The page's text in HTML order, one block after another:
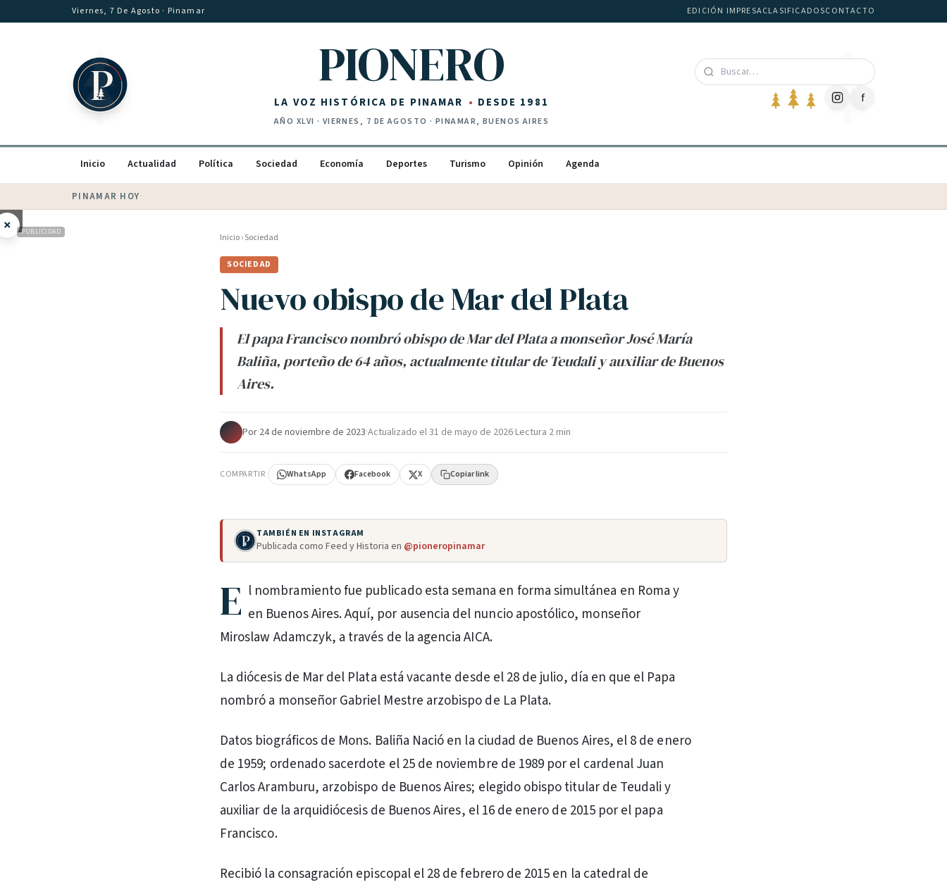
Saltar al contenidoViernes, 7 De Agosto · Pinamar EDICIÓN IMPRESACLASIFICADOSCONTACTO
PIONERO
LA VOZ HISTÓRICA DE PINAMAR DESDE 1981
AÑO XLVI · VIERNES, 7 DE AGOSTO · PINAMAR, BUENOS AIRES
f
Inicio Actualidad Política Sociedad Economía Deportes Turismo Opinión Agenda
PINAMAR HOY·
× PUBLICIDAD Inicio›Sociedad
SOCIEDAD
Nuevo obispo de Mar del Plata
El papa Francisco nombró obispo de Mar del Plata a monseñor José María
Baliña, porteño de 64 años, actualmente titular de Teudali y auxiliar de Buenos
Aires.
Por·24 de noviembre de 2023·Actualizado el31 de mayo de 2026·Lectura 2 min
COMPARTIR WhatsApp Facebook X Copiar link
TAMBIÉN EN INSTAGRAM
Publicada como Feed y Historia en @pioneropinamar
E l nombramiento fue publicado esta semana en forma simultánea en Roma y
en Buenos Aires. Aquí, por ausencia del nuncio apostólico, monseñor
Miroslaw Adamczyk, a través de la agencia AICA.
La diócesis de Mar del Plata está vacante desde el 28 de julio, día en que el Papa
nombró a monseñor Gabriel Mestre arzobispo de La Plata.
Datos biográficos de Mons. Baliña Nació en la ciudad de Buenos Aires, el 8 de enero
de 1959; ordenado sacerdote el 25 de noviembre de 1989 por el cardenal Juan
Carlos Aramburu, arzobispo de Buenos Aires; elegido obispo titular de Teudali y
auxiliar de la arquidiócesis de Buenos Aires, el 16 de enero de 2015 por el papa
Francisco.
Recibió la consagración episcopal el 28 de febrero de 2015 en la catedral de